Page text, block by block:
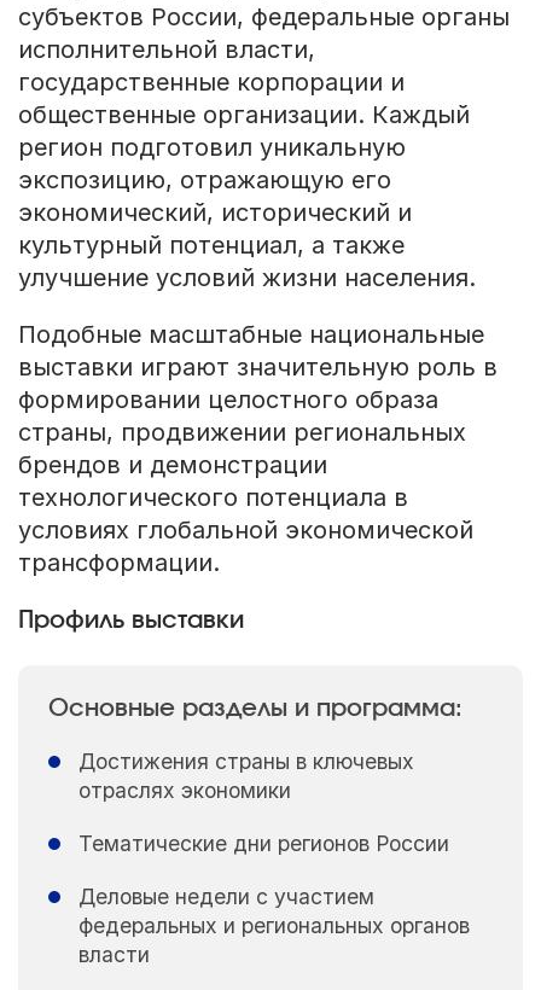
субъектов России, федеральные органы
исполнительной власти,
государственные корпорации и
общественные организации. Каждый
регион подготовил уникальную
экспозицию, отражающую его
экономический, исторический и
культурный потенциал, а также
улучшение условий жизни населения.
Подобные масштабные национальные
выставки играют значительную роль в
формировании целостного образа
страны, продвижении региональных
брендов и демонстрации
технологического потенциала в
условиях глобальной экономической
трансформации.
Профиль выставки
Основные разделы и программа:
Достижения страны в ключевых
отраслях экономики
Тематические дни регионов России
Деловые недели с участием
федеральных и региональных органов
власти